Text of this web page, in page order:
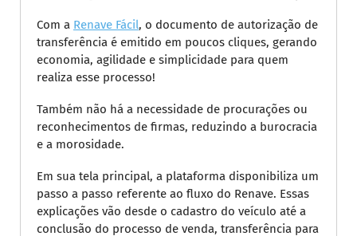
Com a Renave Fácil, o documento de autorização de
transferência é emitido em poucos cliques, gerando
economia, agilidade e simplicidade para quem
realiza esse processo!
Também não há a necessidade de procurações ou
reconhecimentos de firmas, reduzindo a burocracia
e a morosidade.
Em sua tela principal, a plataforma disponibiliza um
passo a passo referente ao fluxo do Renave. Essas
explicações vão desde o cadastro do veículo até a
conclusão do processo de venda, transferência para